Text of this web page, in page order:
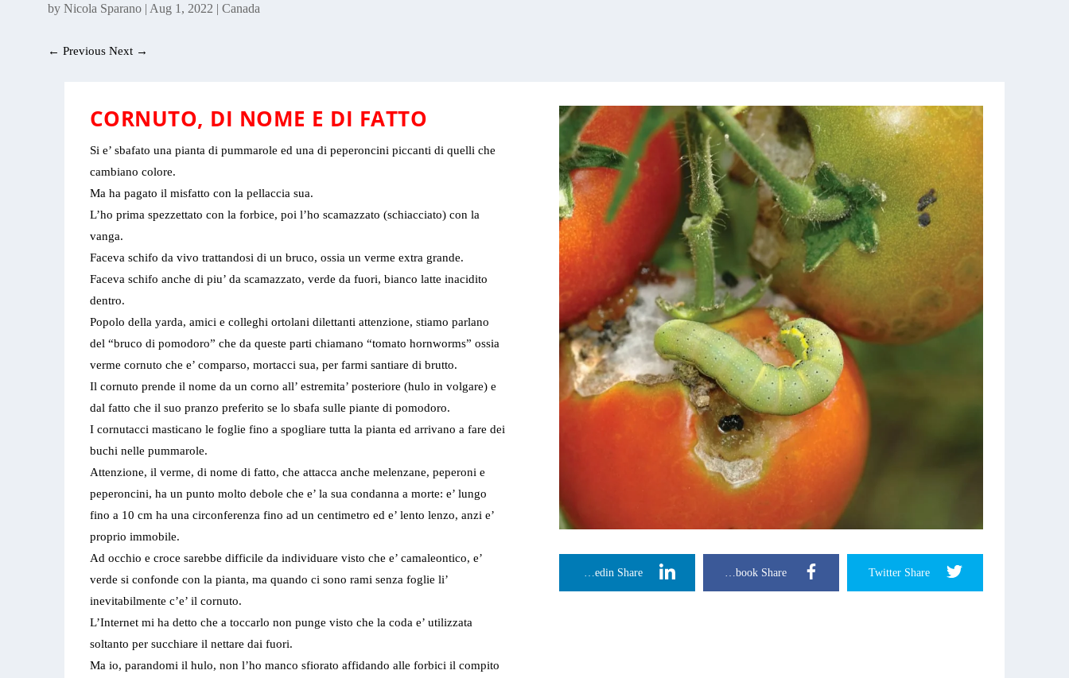
byNicola Sparano | Aug 1, 2022 |Canada
←Previous Next →
CORNUTO, DI NOME E DI FATTO
Si e’ sbafato una pianta di pummarole ed una di peperoncini piccanti di quelli che
cambiano colore.
Ma ha pagato il misfatto con la pellaccia sua.
L’ho prima spezzettato con la forbice, poi l’ho scamazzato (schiacciato) con la
vanga.
Faceva schifo da vivo trattandosi di un bruco, ossia un verme extra grande.
Faceva schifo anche di piu’ da scamazzato, verde da fuori, bianco latte inacidito
dentro.
Popolo della yarda, amici e colleghi ortolani dilettanti attenzione, stiamo parlano
del “bruco di pomodoro” che da queste parti chiamano “tomato hornworms” ossia
verme cornuto che e’ comparso, mortacci sua, per farmi santiare di brutto.
Il cornuto prende il nome da un corno all’ estremita’ posteriore (hulo in volgare) e
dal fatto che il suo pranzo preferito se lo sbafa sulle piante di pomodoro.
I cornutacci masticano le foglie fino a spogliare tutta la pianta ed arrivano a fare dei
buchi nelle pummarole.
Attenzione, il verme, di nome di fatto, che attacca anche melenzane, peperoni e
peperoncini, ha un punto molto debole che e’ la sua condanna a morte: e’ lungo
fino a 10 cm ha una circonferenza fino ad un centimetro ed e’ lento lenzo, anzi e’
proprio immobile.
Ad occhio e croce sarebbe difficile da individuare visto che e’ camaleontico, e’
verde si confonde con la pianta, ma quando ci sono rami senza foglie li’
inevitabilmente c’e’ il cornuto.
L’Internet mi ha detto che a toccarlo non punge visto che la coda e’ utilizzata
soltanto per succhiare il nettare dai fuori.
Ma io, parandomi il hulo, non l’ho manco sfiorato affidando alle forbici il compito
Twitter Share
Facebook Share
Linkedin Share